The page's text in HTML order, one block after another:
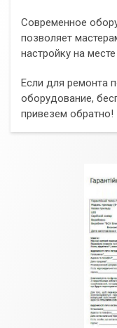
Современное
позволяет
настройку на
Если для ремонта
оборудование,
привезем обратно!